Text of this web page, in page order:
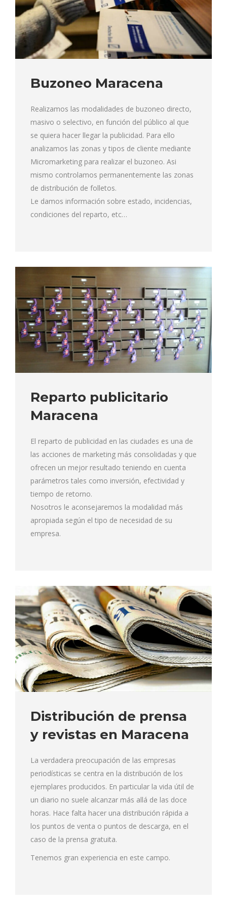
Buzoneo Maracena
Realizamos las modalidades de buzoneo directo,
masivo o selectivo, en función del público al que
se quiera hacer llegar la publicidad. Para ello
analizamos las zonas y tipos de cliente mediante
Micromarketing para realizar el buzoneo. Asi
mismo controlamos permanentemente las zonas
de distribución de folletos.
Le damos información sobre estado, incidencias,
condiciones del reparto, etc…
Reparto publicitario
Maracena
El reparto de publicidad en las ciudades es una de
las acciones de marketing más consolidadas y que
ofrecen un mejor resultado teniendo en cuenta
parámetros tales como inversión, efectividad y
tiempo de retorno.
Nosotros le aconsejaremos la modalidad más
apropiada según el tipo de necesidad de su
empresa.
Distribución de prensa
y revistas en Maracena
La verdadera preocupación de las empresas
periodísticas se centra en la distribución de los
ejemplares producidos. En particular la vida útil de
un diario no suele alcanzar más allá de las doce
horas. Hace falta hacer una distribución rápida a
los puntos de venta o puntos de descarga, en el
caso de la prensa gratuita.
Tenemos gran experiencia en este campo.